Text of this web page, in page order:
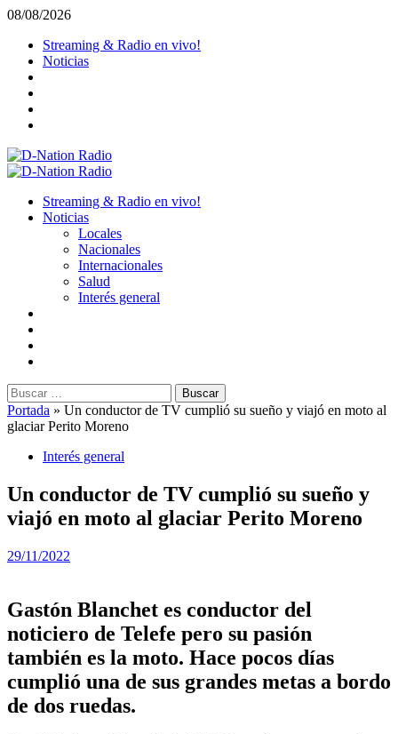
Saltar
contenido
08/08/2026
Streaming & Radio en vivo!
Noticias
Menú
Streaming & Radio en vivo!
Noticias
Locales
Nacionales
Internacionales
Salud
Interés general
Buscar:
Portada » Un conductor de TV cumplió su sueño y viajó en moto al
glaciar Perito Moreno
Interés general
Un conductor de TV cumplió su sueño y
viajó en moto al glaciar Perito Moreno
29/11/2022
Gastón Blanchet es conductor del
noticiero de Telefe pero su pasión
también es la moto. Hace pocos días
cumplió una de sus grandes metas a bordo
de dos ruedas.